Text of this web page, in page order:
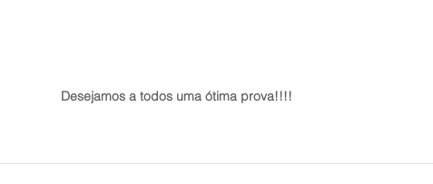
Desejamos a todos uma ótima prova!!!!